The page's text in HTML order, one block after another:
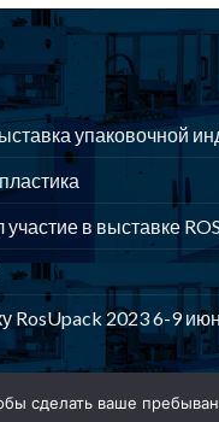
упаковочной
в выставке
RosUpack 2023 6-9
сделать ваше